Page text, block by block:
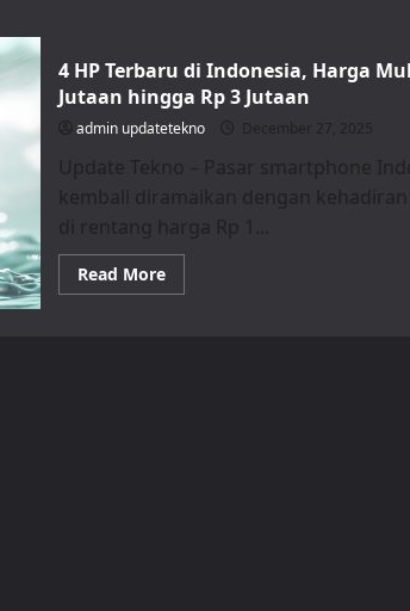
4 HP Terbaru di Indonesia, Harga
Jutaan hingga Rp 3 Jutaan
admin updatetekno December 27, 2025
Update Tekno – Pasar smartphone
kembali diramaikan dengan
di rentang harga Rp 1...
Read MoreRead
more